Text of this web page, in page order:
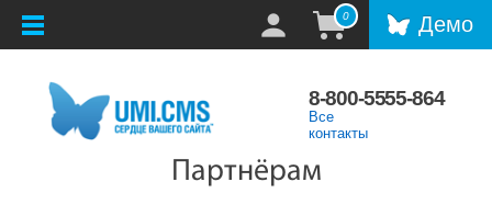
0 Демо
8-800-5555-864
Все
контакты
Партнёрам